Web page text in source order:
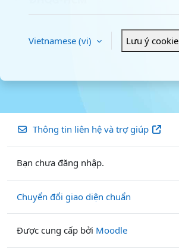
Vietnamese ‎(vi)‎ Lưu ý cookie
Thông tin liên hệ và trợ giúp
Bạn chưa đăng nhập.
Chuyển đổi giao diện chuẩn
Được cung cấp bởi Moodle